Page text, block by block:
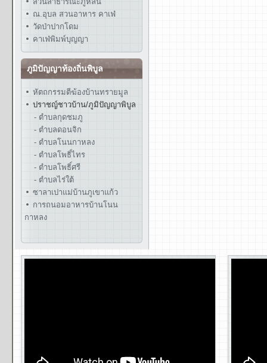
ณ.อุบล สวนอาหาร คาเฟ่
วัดป่าปากโดม
คาเฟ่พิมพ์บุญญา
ภูมิปัญญาท้องถิ่นพิบูล
หัตถกรรมตีฆ้องบ้านทรายมูล
ปราชญ์ชาวบ้าน/ภูมิปัญญาพิบูล
- ตำบลกุดชมภู
- ตำบลดอนจิก
- ตำบลโนนกาหลง
- ตำบลโพธิ์ไทร
- ตำบลโพธิ์ศรี
- ตำบลไร่ใต้
ซาลาเปาแม่บ้านภูเขาแก้ว
การถนอมอาหารบ้านโนน
กาหลง